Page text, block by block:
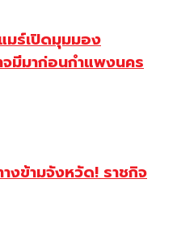
มร์เปิดมุมมอง
จมีมาก่อนกำแพงนคร
งข้ามจังหวัด! ราชกิจ